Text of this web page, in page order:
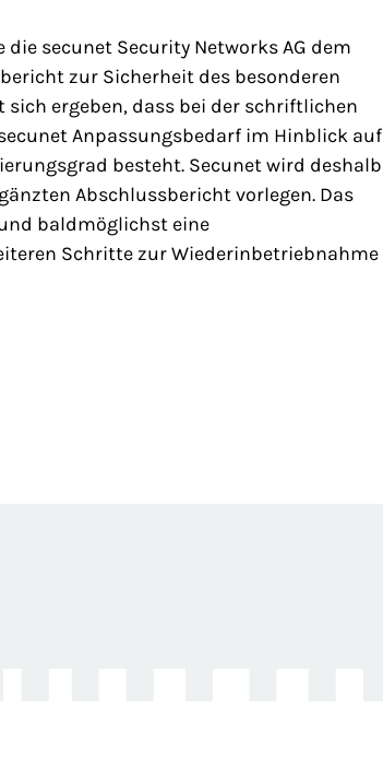
secunet Security Networks AG dem
zur Sicherheit des besonderen
ergeben, dass bei der schriftlichen
Anpassungsbedarf im Hinblick auf
besteht. Secunet wird deshalb
Abschlussbericht vorlegen. Das
baldmöglichst eine
Schritte zur Wiederinbetriebnahme